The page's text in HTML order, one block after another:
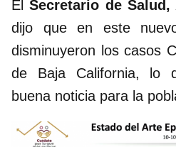
ElSecretario de
dijo que en este
disminuyeron los casos
de Baja California, lo
buena noticia para la